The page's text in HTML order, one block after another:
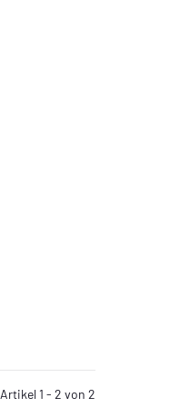
Artikel 1 - 2 von 2